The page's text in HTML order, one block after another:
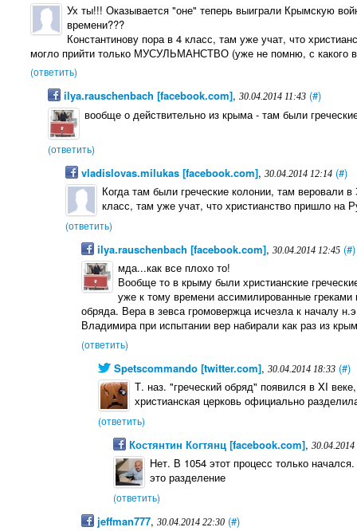
Ух ты!!! Оказывается "оне" теперь выиграли Крымскую
времени???
Константинову пора в 4 класс, там уже учат, что
могло прийти только МУСУЛЬМАНСТВО (уже не помню, с какого
(ответить)
ilya.rauschenbach [facebook.com],30.04.2014 11:43 (#)
вообще о действительно из крыма - там были
(ответить)
vladislovas.milukas [facebook.com], 30.04.2014 12:14 (#)
Когда там были греческие колонии, там веровали
класс, там уже учат, что христианство пришло на
(ответить)
ilya.rauschenbach [facebook.com],30.04.2014 12:45 (#)
мда...как все плохо то!
Вообще то в крыму были христианские
уже к тому времени ассимилированные греками
обряда. Вера в зевса громовержца исчезла к началу
Владимира при испытании вер набирали как раз из
(ответить)
Spetscommando [twitter.com], 30.04.2014 18:33 (#)
Т. наз. "греческий обряд" появился в XI
христианская церковь официально
(ответить)
Костянтин Когтянц [facebook.com],
Нет. В 1054 этот процесс только
это разделение
(ответить)
jeffman777,30.04.2014 22:30 (#)